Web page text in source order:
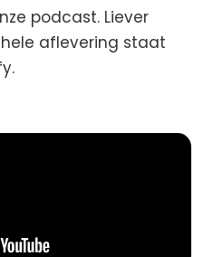
podcast. Liever
hele aflevering staat